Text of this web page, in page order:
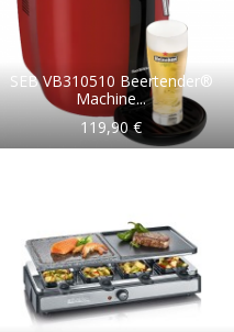
SEB VB310510 Beertender®
Machine...
119,90 €